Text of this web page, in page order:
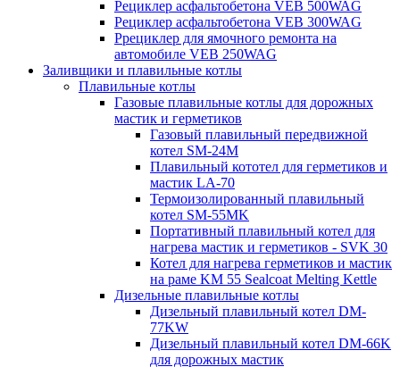
Рециклер асфальтобетона VEB 500WAG
Рециклер асфальтобетона VEB 300WAG
Ррециклер для ямочного ремонта на
автомобиле VEB 250WAG
Заливщики и плавильные котлы
Плавильные котлы
Газовые плавильные котлы для дорожных
мастик и герметиков
Газовый плавильный передвижной
котел SM-24M
Плавильный кототел для герметиков и
мастик LA-70
Термоизолированный плавильный
котел SM-55MK
Портативный плавильный котел для
нагрева мастик и герметиков - SVK 30
Котел для нагрева герметиков и мастик
на раме KM 55 Sealcoat Melting Kettle
Дизельные плавильные котлы
Дизельный плавильный котел DM-
77KW
Дизельный плавильный котел DM-66K
для дорожных мастик